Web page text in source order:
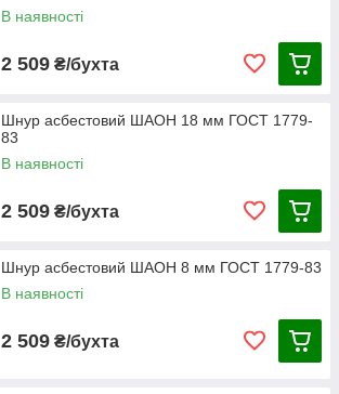
В наявності
2 509 ₴/бухта
Шнур асбестовий ШАОН 18 мм ГОСТ 1779-
83
В наявності
2 509 ₴/бухта
Шнур асбестовий ШАОН 8 мм ГОСТ 1779-83
В наявності
2 509 ₴/бухта